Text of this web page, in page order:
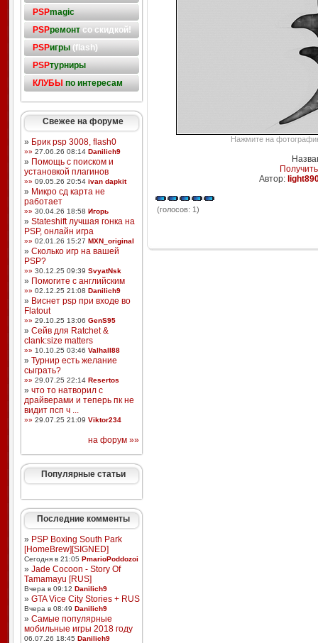
PSPmagic
PSPремонтсо скидкой!
PSPигры(flash)
PSPтурниры
КЛУБЫ по интересам
Свежее на форуме
» Брик psp 3008, flash0
»» 27.06.26 08:14 Danilich9
» Помощь с поиском и
установкой плагинов
»» 09.05.26 20:54 ivan dapkit
» Микро сд карта не
работает
»» 30.04.26 18:58 Игорь
» Stateshift лучшая гонка на
PSP, онлайн игра
»» 02.01.26 15:27 MXN_original
» Сколько игр на вашей
PSP?
»» 30.12.25 09:39 SvyatNsk
» Помогите с английским
»» 02.12.25 21:08 Danilich9
» Виснет psp при входе во
Flatout
»» 29.10.25 13:06 GenS95
» Сейв для Ratchet &
clank:size matters
»» 10.10.25 03:46 Valhall88
» Турнир есть желание
сыграть?
»» 29.07.25 22:14 Resertos
» что то натворил с
драйверами и теперь пк не
видит псп ч ...
»» 29.07.25 21:09 Viktor234
на форум »»
Популярные статьи
Последние комменты
» PSP Boxing South Park
[HomeBrew][SIGNED]
Сегодня в 21:05 PmarioPoddozoi
» Jade Cocoon - Story Of
Tamamayu [RUS]
Вчера в 09:12 Danilich9
» GTA Vice City Stories + RUS
Вчера в 08:49 Danilich9
» Самые популярные
мобильные игры 2018 году
06.07.26 18:45 Danilich9
Нажмите на
Автор:
(голосов: 1)